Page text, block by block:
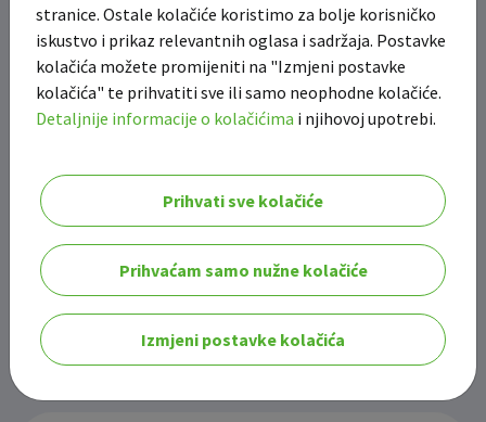
* OTPgo digitalno bankarstvo dostupno je punoljetnim
klijentima banke.
** Na određenim bankomatima moguća je naplata dodatne
naknade treće strane. Naknada se naplaćuje prilikom
odbiti nastavak transakcije.
Ako si još maloljetan, paket Young zatraži u najbližoj
poslovnici OTP banke.
stranice. Ostale kolačiće koristimo za bolje korisničko
iskustvo i prikaz relevantnih oglasa i sadržaja. Postavke
kolačića možete promijeniti na "Izmjeni postavke
kolačića" te prihvatiti sve ili samo neophodne kolačiće.
Detaljnije informacije o kolačićima i njihovoj upotrebi.
Prihvati sve kolačiće
Prihvaćam samo nužne kolačiće
Izmjeni postavke kolačića